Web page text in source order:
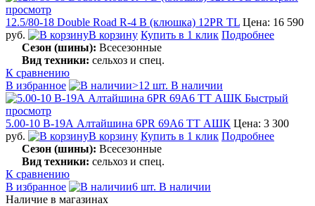
просмотр
12.5/80-18 Double Road R-4 B (клюшка) 12PR TL Цена: 16 590
руб.
В корзину Купить в 1 клик Подробнее
Сезон (шины): Всесезонные
Вид техники: сельхоз и спец.
К сравнению
В избранное
>12 шт. В наличии
Быстрый
просмотр
5.00-10 В-19А Алтайшина 6PR 69A6 TT АШК Цена: 3 300
руб.
В корзину Купить в 1 клик Подробнее
Сезон (шины): Всесезонные
Вид техники: сельхоз и спец.
К сравнению
В избранное
6 шт. В наличии
Наличие в магазинах